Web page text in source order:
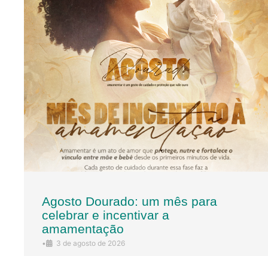
Agosto Dourado: um mês para
celebrar e incentivar a
amamentação
• 3 de agosto de 2026